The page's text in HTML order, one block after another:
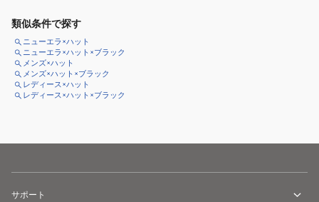
類似条件で探す
ニューエラ×ハット
ニューエラ×ハット×ブラック
メンズ×ハット
メンズ×ハット×ブラック
レディース×ハット
レディース×ハット×ブラック
サポート